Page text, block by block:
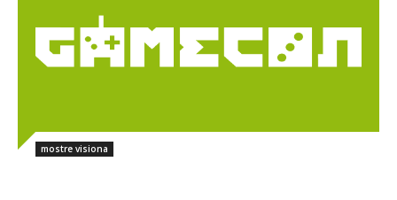
contest
mostre visiona